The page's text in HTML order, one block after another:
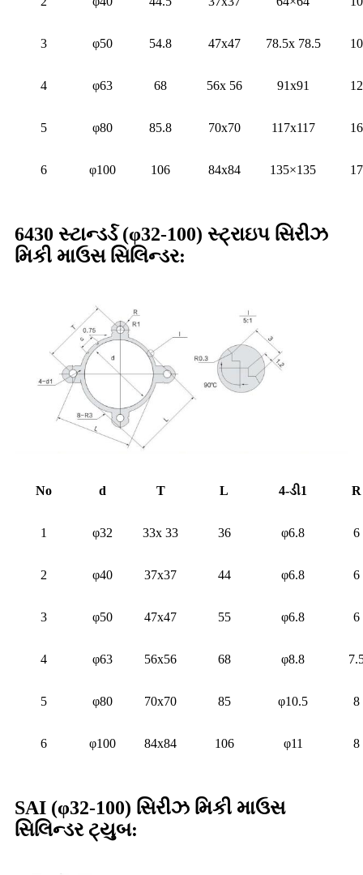
3 φ50 54.8 47x47 78.5x 78.5 10
4 φ63 68 56x 56 91x91 12
5 φ80 85.8 70x70 117x117 16
6 φ100 106 84x84 135×135 17
6430 સ્ટાન્ડર્ડ (φ32-100) સ્ટ્રાઇપ સિરીઝ
મિકી માઉસ સિલિન્ડર:
No d T L 4-ડી1 R
1 φ32 33x 33 36 φ6.8 6
2 φ40 37x37 44 φ6.8 6
3 φ50 47x47 55 φ6.8 6
4 φ63 56x56 68 φ8.8
5 φ80 70x70 85 φ10.5 8
6 φ100 84x84 106 φ11 8
SAI (φ32-100) સિરીઝ મિકી માઉસ
સિલિન્ડર ટ્યુબ: